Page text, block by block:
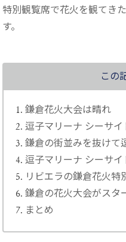
特別観覧席で花火を観てき
す。
この
鎌倉花火大会は晴れ
逗子マリーナ シーサ
鎌倉の街並みを抜けて
逗子マリーナ シーサ
リビエラの鎌倉花火特
鎌倉の花火大会がスタ
まとめ